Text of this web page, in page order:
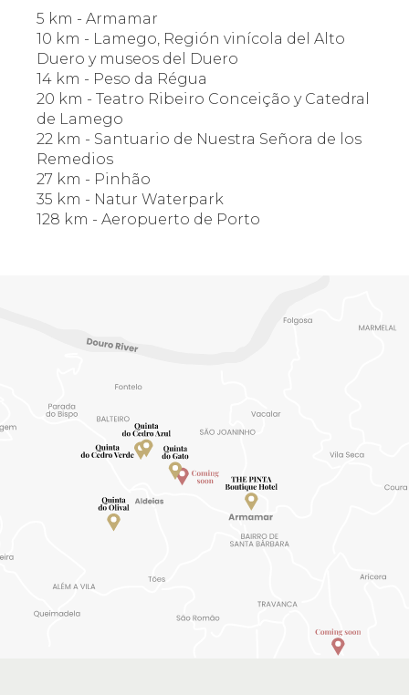
5 km - Armamar
10 km - Lamego, Región vinícola del Alto
Duero y museos del Duero
14 km - Peso da Régua
20 km - Teatro Ribeiro Conceição y Catedral
de Lamego
22 km - Santuario de Nuestra Señora de los
Remedios
27 km - Pinhão
35 km - Natur Waterpark
128 km - Aeropuerto de Porto